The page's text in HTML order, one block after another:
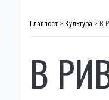
Главпост > Культура > В
В